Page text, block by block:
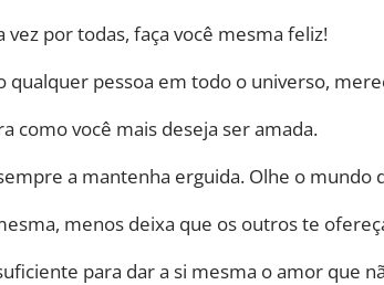
vez por todas, faça você mesma feliz!
qualquer pessoa em todo o universo,
como você mais deseja ser amada.
a mantenha erguida. Olhe o
menos deixa que os outros te
para dar a si mesma o amor que